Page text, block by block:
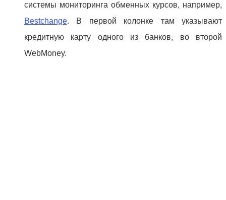
системы мониторинга обменных курсов, например,
Bestchange. В первой колонке там указывают
кредитную карту одного из банков, во второй
WebMoney.